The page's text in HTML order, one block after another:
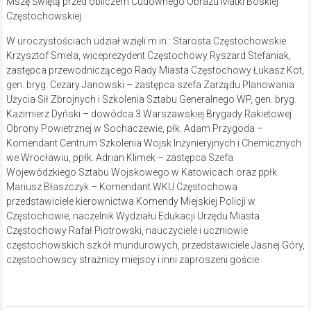
Częstochowskiej.
W uroczystościach udział wzięli m.in.: Starosta Częstochowskie
Krzysztof Smela, wiceprezydent Częstochowy Ryszard Stefaniak,
zastępca przewodniczącego Rady Miasta Częstochowy Łukasz Kot,
gen. bryg. Cezary Janowski – zastępca szefa Zarządu Planowania
Użycia Sił Zbrojnych i Szkolenia Sztabu Generalnego WP, gen. bryg.
Kazimierz Dyński – dowódca 3 Warszawskiej Brygady Rakietowej
Obrony Powietrznej w Sochaczewie, płk. Adam Przygoda –
Komendant Centrum Szkolenia Wojsk Inżynieryjnych i Chemicznych
we Wrocławiu, ppłk. Adrian Klimek – zastępca Szefa
Wojewódzkiego Sztabu Wojskowego w Katowicach oraz ppłk.
Mariusz Błaszczyk – Komendant WKU Częstochowa
przedstawiciele kierownictwa Komendy Miejskiej Policji w
Częstochowie, naczelnik Wydziału Edukacji Urzędu Miasta
Częstochowy Rafał Piotrowski, nauczyciele i uczniowie
częstochowskich szkół mundurowych, przedstawiciele Jasnej Góry,
częstochowscy strażnicy miejscy i inni zaproszeni goście.